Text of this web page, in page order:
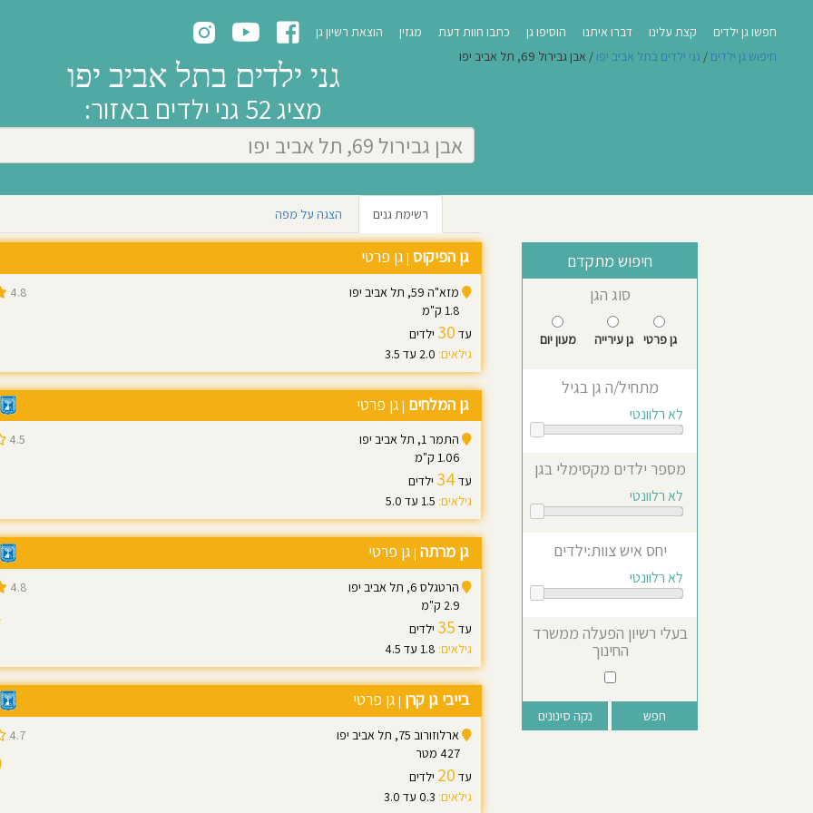
חפשו גן ילדים קצת עלינו דברו איתנו הוסיפו גן כתבו חוות דעת מגזין הוצאת רשיון גן
גני ילדים בתל אביב יפו
מציג 52 גני ילדים באזור:
חיפוש גן ילדים / גני ילדים בתל אביב יפו / אבן גבירול 69, תל אביב יפו
רשימת גנים הצגה על מפה
גן הפיקוס | גן פרטי
4.8
מזא"ה 59, תל אביב יפו
1.8 ק"מ
עד 30 ילדים
גילאים: 2.0 עד 3.5
גן המלחים | גן פרטי
4.5
התמר 1, תל אביב יפו
1.06 ק"מ
עד34 ילדים
גילאים: 1.5 עד 5.0
גן מרתה | גן פרטי
4.8
הרטגלס 6, תל אביב יפו
2.9 ק"מ
עד 35 ילדים
גילאים: 1.8 עד 4.5
בייבי גן קרן | גן פרטי
4.7
ארלוזורוב 75, תל אביב יפו
427 מטר
עד 20 ילדים
גילאים: 0.3 עד 3.0
חיפוש מתקדם
סוג הגן
גן פרטי גן עירייה מעון יום
מתחיל/ה גן בגיל
לא רלוונטי
מספר ילדים מקסימלי בגן
לא רלוונטי
יחס איש צוות:ילדים
לא רלוונטי
בעלי רשיון הפעלה ממשרד
החינוך
נקה סינונים